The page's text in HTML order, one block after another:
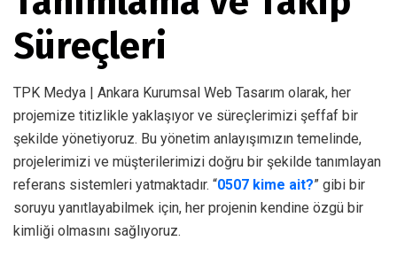
Süreçleri
TPK Medya | Ankara Kurumsal Web Tasarım olarak, her
projemize titizlikle yaklaşıyor ve süreçlerimizi şeffaf bir
şekilde yönetiyoruz. Bu yönetim anlayışımızın temelinde,
projelerimizi ve müşterilerimizi doğru bir şekilde tanımlayan
referans sistemleri yatmaktadır. “0507 kime ait?” gibi bir
soruyu yanıtlayabilmek için, her projenin kendine özgü bir
kimliği olmasını sağlıyoruz.